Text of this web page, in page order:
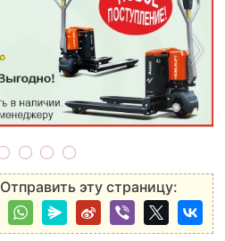
›
Отправить эту страницу: